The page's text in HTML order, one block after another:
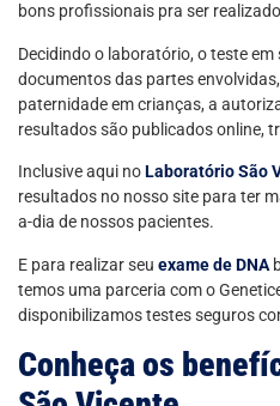
bons profissionais pra ser
Decidindo o laboratório, o teste
documentos das partes
paternidade em crianças, a
resultados são publicados online,
Inclusive aqui noLaboratório São
resultados no nosso site para ter
a-dia de nossos pacientes.
E para realizar seu exame de DNA
temos uma parceria com o
disponibilizamos testes seguros
Conheça os